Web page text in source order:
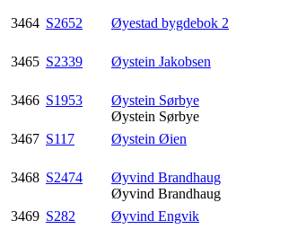
3464 S2652 Øyestad bygdebok 2
3465 S2339 Øystein Jakobsen
3466 S1953
Øystein Sørbye
Øystein Sørbye
3467 S117 Øystein Øien
3468 S2474
Øyvind Brandhaug
Øyvind Brandhaug
3469 S282 Øyvind Engvik